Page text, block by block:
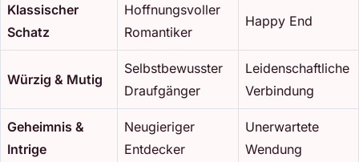
Klassischer
Schatz
Hoffnungsvoller
Romantiker
Happy End
Würzig & Mutig
Selbstbewusster
Draufgänger
Leidenschaftliche
Verbindung
Geheimnis &
Intrige
Neugieriger
Entdecker
Unerwartete
Wendung